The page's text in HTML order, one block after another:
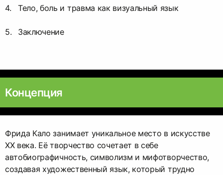
Тело, боль и травма как визуальный язык
Заключение
Концепция
Фрида Кало занимает уникальное место в искусстве
ХХ века. Её творчество сочетает в себе
автобиографичность, символизм и мифотворчество,
создавая художественный язык, который трудно